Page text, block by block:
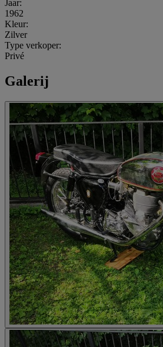
Jaar:
1962
Kleur:
Zilver
Type verkoper:
Privé
Galerij